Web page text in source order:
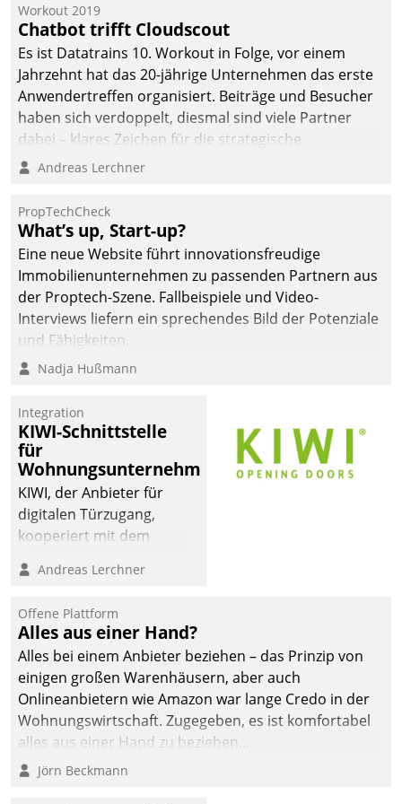
Quartier. Dazwischen
zeigte Datatrain, was es
Neues zu bieten hat.
Workout 2019
Chatbot trifft Cloudscout
Es ist Datatrains 10. Workout in Folge, vor einem
Jahrzehnt hat das 20-jährige Unternehmen das erste
Anwendertreffen organisiert. Beiträge und Besucher
haben sich verdoppelt, diesmal sind viele Partner
dabei – klares Zeichen für die strategische
Fokussierung auf den Kunden.
Andreas Lerchner
PropTechCheck
What’s up, Start-up?
Eine neue Website führt innovationsfreudige
Immobilienunternehmen zu passenden Partnern aus
der Proptech-Szene. Fallbeispiele und Video-
Interviews liefern ein sprechendes Bild der Potenziale
und Fähigkeiten.
Nadja Hußmann
Integration
KIWI-Schnittstelle
für
Wohnungsunternehmen
KIWI, der Anbieter für
digitalen Türzugang,
kooperiert mit dem
Softwareentwicklungshaus
Andreas Lerchner
Offene Plattform
Alles aus einer Hand?
Alles bei einem Anbieter beziehen – das Prinzip von
einigen großen Warenhäusern, aber auch
Onlineanbietern wie Amazon war lange Credo in der
Wohnungswirtschaft. Zugegeben, es ist komfortabel
alles aus einer Hand zu beziehen...
Jörn Beckmann